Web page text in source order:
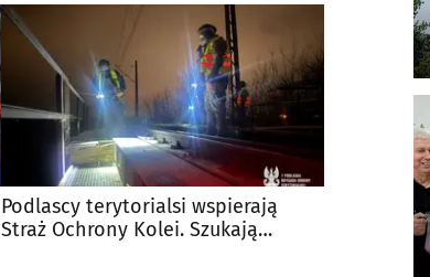
Podlascy terytorialsi wspierają
Straż Ochrony Kolei. Szukają